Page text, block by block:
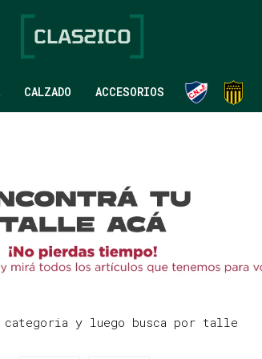
CALZADO ACCESORIOS
categoria y luego busca por talle